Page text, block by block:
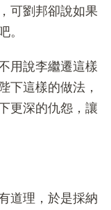
可劉邦卻說如果
用說李繼遷這樣
下這樣的做法，
更深的仇怨，讓
道理，於是採納